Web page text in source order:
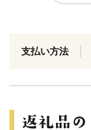
支払い方法